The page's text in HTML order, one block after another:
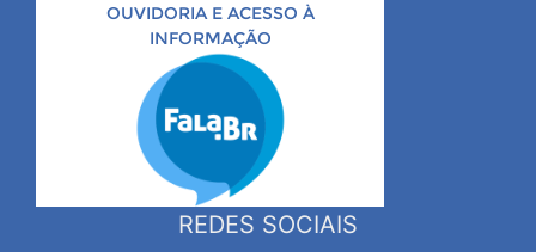
OUVIDORIA E ACESSO À
INFORMAÇÃO
REDES SOCIAIS